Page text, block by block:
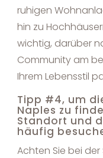
ruhigen
hin zu
wichtig, darüber
Community am
Ihrem Lebensstil
Tipp #4, um
Naples zu
Standort und
häufig
Achten Sie bei